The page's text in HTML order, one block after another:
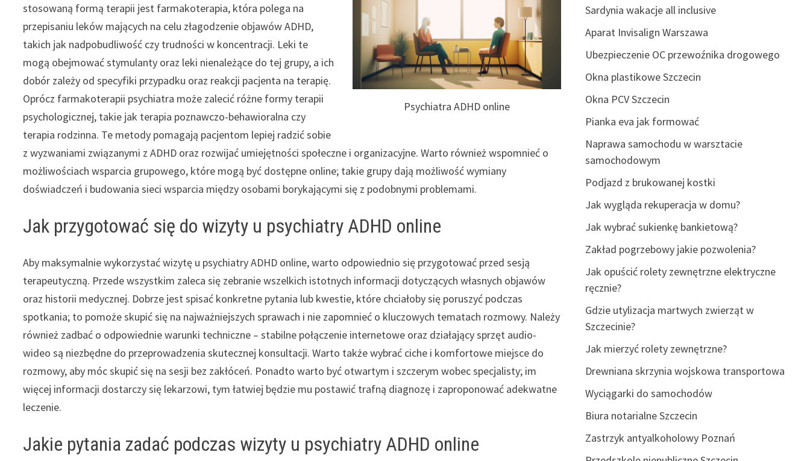
Psychiatra ADHD online
stosowaną formą terapii jest farmakoterapia, która polega na
przepisaniu leków mających na celu złagodzenie objawów ADHD,
takich jak nadpobudliwość czy trudności w koncentracji. Leki te
mogą obejmować stymulanty oraz leki nienależące do tej grupy, a ich
dobór zależy od specyfiki przypadku oraz reakcji pacjenta na terapię.
Oprócz farmakoterapii psychiatra może zalecić różne formy terapii
psychologicznej, takie jak terapia poznawczo-behawioralna czy
terapia rodzinna. Te metody pomagają pacjentom lepiej radzić sobie
z wyzwaniami związanymi z ADHD oraz rozwijać umiejętności społeczne i organizacyjne. Warto również wspomnieć o
możliwościach wsparcia grupowego, które mogą być dostępne online; takie grupy dają możliwość wymiany
doświadczeń i budowania sieci wsparcia między osobami borykającymi się z podobnymi problemami.
Jak przygotować się do wizyty u psychiatry ADHD online
Aby maksymalnie wykorzystać wizytę u psychiatry ADHD online, warto odpowiednio się przygotować przed sesją
terapeutyczną. Przede wszystkim zaleca się zebranie wszelkich istotnych informacji dotyczących własnych objawów
oraz historii medycznej. Dobrze jest spisać konkretne pytania lub kwestie, które chciałoby się poruszyć podczas
spotkania; to pomoże skupić się na najważniejszych sprawach i nie zapomnieć o kluczowych tematach rozmowy. Należy
również zadbać o odpowiednie warunki techniczne – stabilne połączenie internetowe oraz działający sprzęt audio-
wideo są niezbędne do przeprowadzenia skutecznej konsultacji. Warto także wybrać ciche i komfortowe miejsce do
rozmowy, aby móc skupić się na sesji bez zakłóceń. Ponadto warto być otwartym i szczerym wobec specjalisty; im
więcej informacji dostarczy się lekarzowi, tym łatwiej będzie mu postawić trafną diagnozę i zaproponować adekwatne
leczenie.
Jakie pytania zadać podczas wizyty u psychiatry ADHD online
Sardynia wakacje all inclusive
Aparat Invisalign Warszawa
Ubezpieczenie OC przewoźnika drogowego
Okna plastikowe Szczecin
Okna PCV Szczecin
Pianka eva jak formować
Naprawa samochodu w warsztacie
samochodowym
Podjazd z brukowanej kostki
Jak wygląda rekuperacja w domu?
Jak wybrać sukienkę bankietową?
Zakład pogrzebowy jakie pozwolenia?
Jak opuścić rolety zewnętrzne elektryczne
ręcznie?
Gdzie utylizacja martwych zwierząt w
Szczecinie?
Jak mierzyć rolety zewnętrzne?
Drewniana skrzynia wojskowa transportowa
Wyciągarki do samochodów
Biura notarialne Szczecin
Zastrzyk antyalkoholowy Poznań